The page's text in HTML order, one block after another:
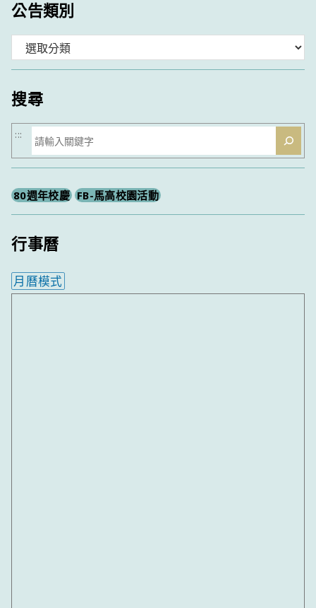
公告類別
類
搜尋
搜
尋
:::
80週年校慶 FB-馬高校園活動
行事曆
月曆模式